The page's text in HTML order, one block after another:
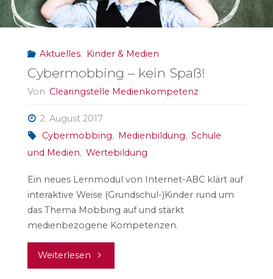
Aktuelles, Kinder & Medien
Cybermobbing – kein Spaß!
Von Clearingstelle Medienkompetenz
2. August 2017
Cybermobbing, Medienbildung, Schule
und Medien, Wertebildung
Ein neues Lernmodul von Internet-ABC klärt auf
interaktive Weise (Grundschul-)Kinder rund um
das Thema Mobbing auf und stärkt
medienbezogene Kompetenzen.
Weiterlesen "Cybermobbing